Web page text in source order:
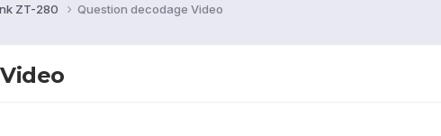
ZT-280 Question decodage Video